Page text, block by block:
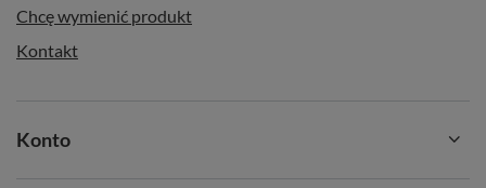
Chcę wymienić produkt
Kontakt
Konto